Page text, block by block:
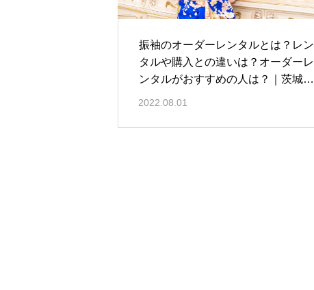
振袖のオーダーレンタルとは？レン
タルや購入との違いは？オーダーレ
ンタルがおすすめの人は？｜茨城県
2022.08.01